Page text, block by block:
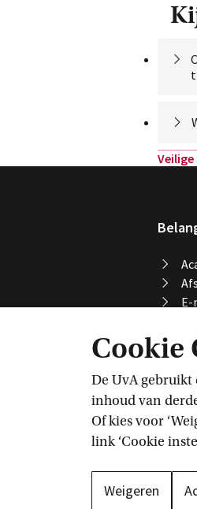
Cookie
De UvA
inhoud van
Of kies voor
link ‘Cookie
Weigeren
Veilige
E-